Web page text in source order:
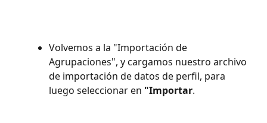
Volvemos a la "Importación de
Agrupaciones", y cargamos nuestro archivo
de importación de datos de perfil, para
luego seleccionar en "Importar.